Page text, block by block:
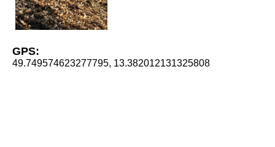
GPS:
49.749574623277795, 13.382012131325808